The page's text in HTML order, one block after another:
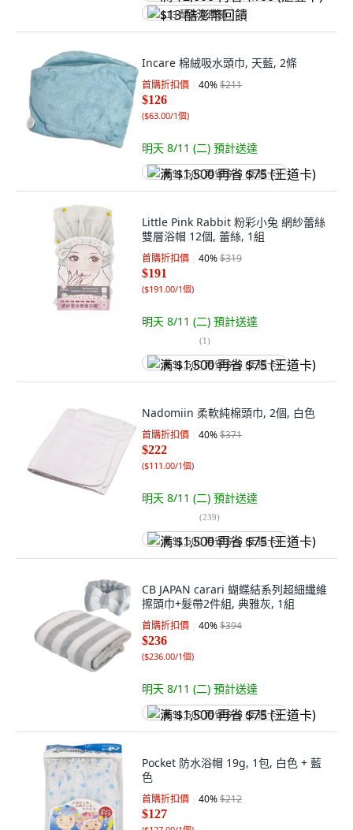
$13 酷澎幣回饋
Incare 棉絨吸水頭巾, 天藍, 2條
首購折扣價 40%$211
$126
($63.00/1個)
明天 8/11 (二) 預計送達
满 $1,500 再省 $75 (王道卡)
Little Pink Rabbit 粉彩小兔 網紗蕾絲
雙層浴帽 12個, 蕾絲, 1組
首購折扣價 40%$319
$191
($191.00/1個)
明天 8/11 (二) 預計送達
(1)
满 $1,500 再省 $75 (王道卡)
Nadomiin 柔軟純棉頭巾, 2個, 白色
首購折扣價 40%$371
$222
($111.00/1個)
明天 8/11 (二) 預計送達
(239)
满 $1,500 再省 $75 (王道卡)
CB JAPAN carari 蝴蝶結系列超細纖維
擦頭巾+髮帶2件組, 典雅灰, 1組
首購折扣價 40%$394
$236
($236.00/1個)
明天 8/11 (二) 預計送達
满 $1,500 再省 $75 (王道卡)
Pocket 防水浴帽 19g, 1包, 白色 + 藍
色
首購折扣價 40%$212
$127